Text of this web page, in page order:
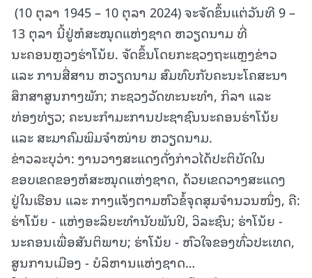
(10 ຕຸລາ 1945 – 10 ຕຸລາ 2024) ຈະຈັດຂຶ້ນແຕ່ວັນທີ 9 –
13 ຕຸລາ ນີ້ຢູ່ຫໍສະໝຸດແຫ່ງຊາດ ຫວຽດນາມ ທີ່
ນະຄອນຫຼວງຮ່າໂນ້ຍ. ຈັດຂຶ້ນໂດຍກະຊວງຖະແຫຼງຂ່າວ
ແລະ ການສື່ສານ ຫວຽດນາມ ສົມທົບກັບຄະນະໂຄສະນາ
ສຶກສາສູນກາງພັກ; ກະຊວງວັດທະນະທຳ, ກິລາ ແລະ
ທ່ອງທ່ຽວ; ຄະນະກຳມະການປະຊາຊົນນະຄອນຮ່າໂນ້ຍ
ແລະ ສະມາຄົມພິມຈຳໜ່າຍ ຫວຽດນາມ.
ຂ່າວລະບຸວ່າ: ງານວາງສະແດງດັ່ງກ່າວໄດ້ປະຕິບັດໃນ
ຂອບເຂດຂອງຫໍສະໝຸດແຫ່ງຊາດ, ດ້ວຍເຂດວາງສະແດງ
ຢູ່ໃນເຮືອນ ແລະ ກາງແຈ້ງຕາມຫົວຂໍ້ຈຸດສຸມຈຳນວນໜຶ່ງ, ຄື:
ຮ່າໂນ້ຍ - ແຫ່ງອະລິຍະທຳນັບພັນປີ, ວິລະຊົນ; ຮ່າໂນ້ຍ -
ນະຄອນເພື່ອສັນຕິພາບ; ຮ່າໂນ້ຍ - ຫົວໃຈຂອງທົ່ວປະເທດ,
ສູນການເມືອງ - ບໍລິຫານແຫ່ງຊາດ…